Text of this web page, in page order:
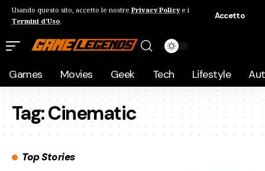
Usando questo sito, accetto le nostre Privacy Policye i
Termini d'Uso.
Accetto
Games Movies Geek Tech Lifestyle
Tag:Cinematic
Top Stories